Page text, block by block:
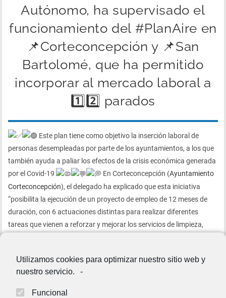
Autónomo, ha supervisado el
funcionamiento del #PlanAire en
📌Corteconcepción y 📌San
Bartolomé, que ha permitido
incorporar al mercado laboral a
1️⃣2️⃣ parados
Este plan tiene como objetivo la inserción laboral de
personas desempleadas por parte de los ayuntamientos, a los que
también ayuda a paliar los efectos de la crisis económica generada
por el Covid-19
En Corteconcepción (Ayuntamiento
Corteconcepción), el delegado ha explicado que esta iniciativa
“posibilita la ejecución de un proyecto de empleo de 12 meses de
duración, con 6 actuaciones distintas para realizar diferentes
tareas que vienen a reforzar y mejorar los servicios de limpieza,
prestaciones e instalaciones eléctricas municipales.”
En
Cumbres de San Bartolomé (
Bartolome
), Antonio Augustín ha informado que “este
Utilizamos cookies para optimizar nuestro sitio web y
nuestro servicio.
-
Funcional